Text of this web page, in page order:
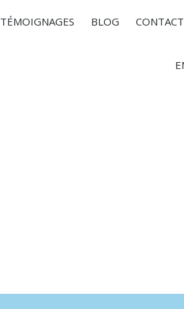
TÉMOIGNAGES BLOG CONTACT